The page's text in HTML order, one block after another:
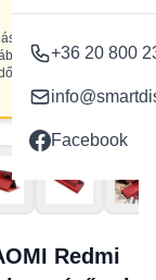
+36 20 800
Facebook
NE
szereplő
Redmi